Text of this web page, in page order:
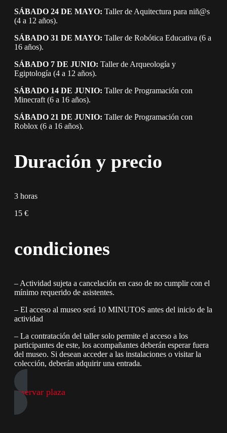
SÁBADO 24 DE MAYO: Taller de Aquitectura para niñ@s
(4 a 12 años).
SÁBADO 31 DE MAYO: Taller de Robótica Educativa (6 a
16 años).
SÁBADO 7 DE JUNIO: Taller de Arqueología y
Egiptología (4 a 12 años).
SÁBADO 14 DE JUNIO: Taller de Programación con
Minecraft (6 a 16 años).
SÁBADO 21 DE JUNIO: Taller de Programación con
Roblox (6 a 16 años).
Duración y precio
3 horas
15 €
condiciones
– Actividad sujeta a cancelación en caso de no cumplir con el
mínimo requerido de asistentes.
– El acceso al museo será 10 MINUTOS antes del inicio de la
actividad
– La contratación del taller solo permite el acceso a los
participantes de este, los acompañantes deberán esperar fuera
del museo. Si desean acceder a las instalaciones o visitar la
colección, deberán adquirir una entrada.
reservar plaza